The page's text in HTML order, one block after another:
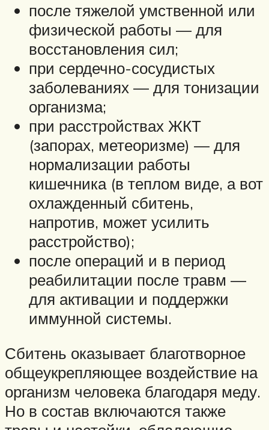
после тяжелой умственной или
физической работы — для
восстановления сил;
при сердечно-сосудистых
заболеваниях — для тонизации
организма;
при расстройствах ЖКТ
(запорах, метеоризме) — для
нормализации работы
кишечника (в теплом виде, а вот
охлажденный сбитень,
напротив, может усилить
расстройство);
после операций и в период
реабилитации после травм —
для активации и поддержки
иммунной системы.
Сбитень оказывает благотворное
общеукрепляющее воздействие на
организм человека благодаря меду.
Но в состав включаются также